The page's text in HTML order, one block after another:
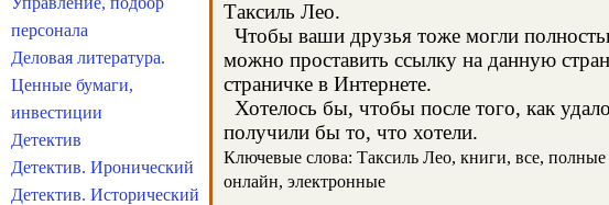
Таксиль Лео.
Чтобы ваши друзья тоже могли
можно проставить ссылку на данную
страничке в Интернете.
Хотелось бы, чтобы после того, как
получили бы то, что хотели.
Ключевые слова: Таксиль Лео, книги, все, полные
онлайн, электронные
персонала
Деловая литература.
Ценные бумаги,
инвестиции
Детектив
Детектив. Иронический
Детектив. Исторический